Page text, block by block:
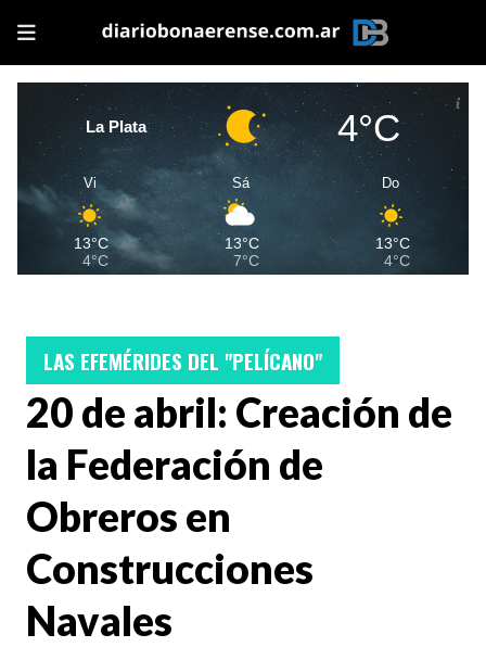
La Plata 4°C
Vi
13°C
4°C
Sá
13°C
7°C
Do
13°C
4°C
20 de abril: Creación de
la Federación de
Obreros en
Construcciones
Navales
LAS EFEMÉRIDES DEL "PELÍCANO"